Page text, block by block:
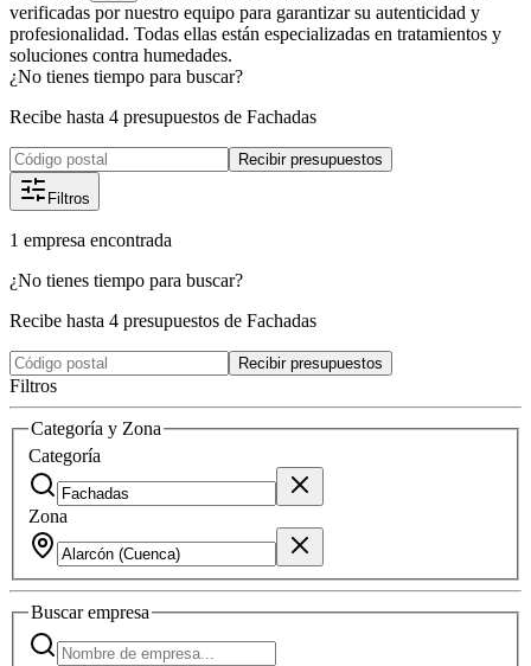
verificadas por nuestro equipo para garantizar su autenticidad y
profesionalidad. Todas ellas están especializadas en tratamientos y
soluciones contra humedades.
¿No tienes tiempo para buscar?
Recibe hasta 4 presupuestos de Fachadas
Recibir presupuestos
Filtros
1 empresa encontrada
¿No tienes tiempo para buscar?
Recibe hasta 4 presupuestos de Fachadas
Recibir presupuestos
Filtros
Categoría y Zona
Categoría
Zona
Buscarempresa